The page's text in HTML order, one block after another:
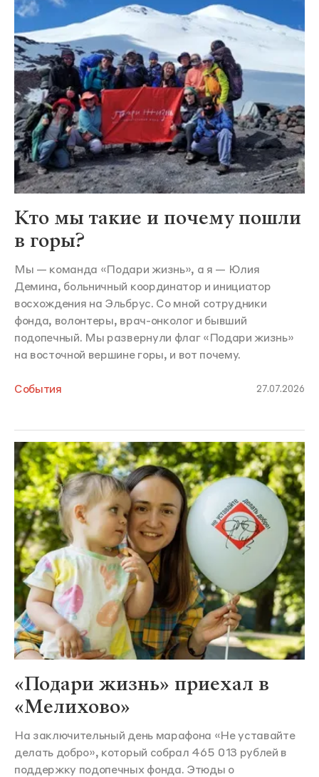
Кто мы такие и почему пошли
в горы?
Мы — команда «Подари жизнь», а я — Юлия
Демина, больничный координатор и инициатор
восхождения на Эльбрус. Со мной сотрудники
фонда, волонтеры, врач-онколог и бывший
подопечный. Мы развернули флаг «Подари жизнь»
на восточной вершине горы, и вот почему.
События 27.07.2026
«Подари жизнь» приехал в
«Мелихово»
На заключительный день марафона «Не уставайте
делать добро», который собрал 465 013 рублей в
поддержку подопечных фонда. Этюды о